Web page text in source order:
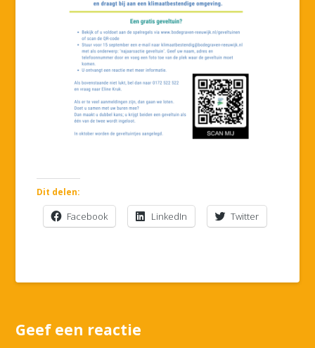
Dit delen:
Facebook LinkedIn Twitter
Geef een reactie